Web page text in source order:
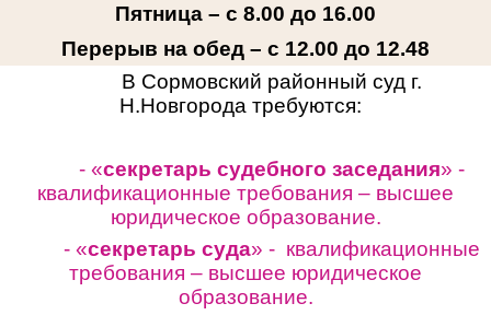
Пятница – с 8.00 до 16.00
Перерыв на обед – с 12.00 до 12.48
В Сормовский районный суд г.
Н.Новгорода требуются:
- «секретарь судебного заседания» -
квалификационные требования – высшее
юридическое образование.
- «секретарь суда» - квалификационные
требования – высшее юридическое
образование.